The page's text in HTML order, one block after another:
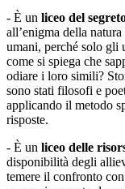
- È un liceo del
all’enigma della
umani, perché solo gli
come si spiega che
odiare i loro simili?
sono stati filosofi e
applicando il metodo
risposte.
- È un liceo delle
disponibilità degli
temere il confronto